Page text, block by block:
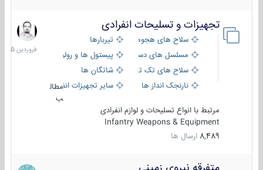
تجهیزات و تسلیحات انفرادی
سلاح های هجومی
تیربارها
مسلسل های دستی
پیستول ها و رولورها
سلاح های تک تیر اندازیشاتگان ها
نارنجک انداز ها
سایر تجهیزات انفرادی
مطال
ب
مرتبط با انواع تسلیحات و لوازم انفرادی
Infantry Weapons & Equipment
8,489 ارسال ها
17
فروردین
1405